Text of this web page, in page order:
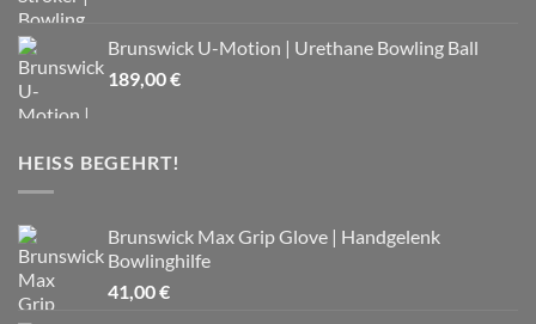
49,00 €39,00 €.
Brunswick U-Motion | Urethane Bowling Ball
189,00€
HEISS BEGEHRT!
Brunswick Max Grip Glove | Handgelenk
Bowlinghilfe
41,00€